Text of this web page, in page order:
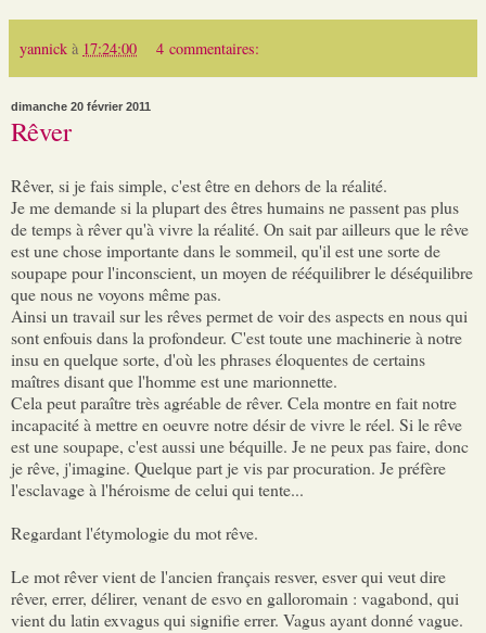
yannick à 17:24:00 4 commentaires:
dimanche 20 février 2011
Rêver
Rêver, si je fais simple, c'est être en dehors de la réalité.
Je me demande si la plupart des êtres humains ne passent pas plus
de temps à rêver qu'à vivre la réalité. On sait par ailleurs que le rêve
est une chose importante dans le sommeil, qu'il est une sorte de
soupape pour l'inconscient, un moyen de rééquilibrer le déséquilibre
que nous ne voyons même pas.
Ainsi un travail sur les rêves permet de voir des aspects en nous qui
sont enfouis dans la profondeur. C'est toute une machinerie à notre
insu en quelque sorte, d'où les phrases éloquentes de certains
maîtres disant que l'homme est une marionnette.
Cela peut paraître très agréable de rêver. Cela montre en fait notre
incapacité à mettre en oeuvre notre désir de vivre le réel. Si le rêve
est une soupape, c'est aussi une béquille. Je ne peux pas faire, donc
je rêve, j'imagine. Quelque part je vis par procuration. Je préfère
l'esclavage à l'héroisme de celui qui tente...
Regardant l'étymologie du mot rêve.
Le mot rêver vient de l'ancien français resver, esver qui veut dire
rêver, errer, délirer, venant de esvo en galloromain : vagabond, qui
vient du latin exvagus qui signifie errer. Vagus ayant donné vague.